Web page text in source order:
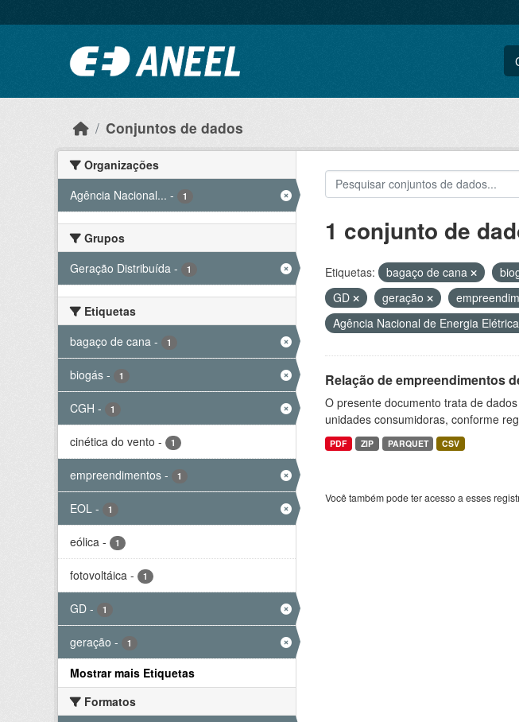
Conjuntos de dados
Organizações
Agência Nacional... - 1
Grupos
Geração Distribuída - 1
Etiquetas
bagaço de cana - 1
biogás - 1
CGH - 1
cinética do vento - 1
empreendimentos - 1
EOL - 1
eólica - 1
fotovoltáica - 1
GD - 1
geração - 1
Mostrar mais Etiquetas
Formatos
1 conjunto de
Etiquetas: bagaço de cana
GD
geração
Agência Nacional de Energia Elétrica
Relação de empreendimentos
O presente documento trata de
unidades consumidoras, conforme
PDF ZIP PARQUET CSV
Você também pode ter acesso a esses